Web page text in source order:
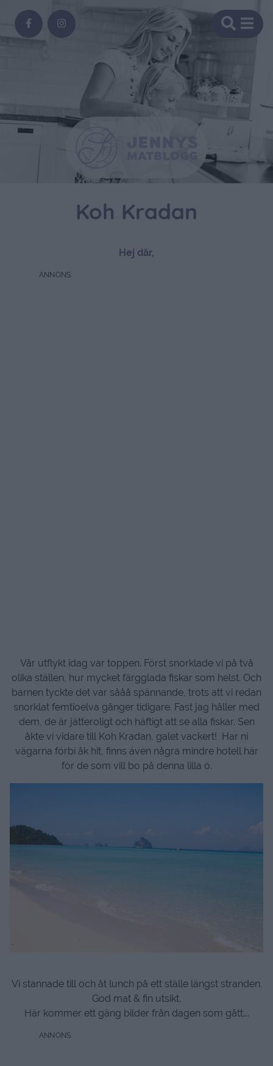
Koh Kradan
Hej där,
Vår utflykt idag var toppen. Först snorklade vi på två
olika ställen, hur mycket färgglada fiskar som helst. Och
barnen tyckte det var sååå spännande, trots att vi redan
snorklat femtioelva gånger tidigare. Fast jag håller med
dem, de är jätteroligt och häftigt att se alla fiskar. Sen
åkte vi vidare till Koh Kradan, galet vackert! Har ni
vägarna förbi åk hit, finns även några mindre hotell här
för de som vill bo på denna lilla ö.
Vi stannade till och åt lunch på ett ställe längst stranden.
God mat & fin utsikt.
Här kommer ett gäng bilder från dagen som gått….